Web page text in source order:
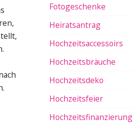
Fotogeschenke
Heiratsantrag
Hochzeitsaccessoirs
Hochzeitsbräuche
Hochzeitsdeko
Hochzeitsfeier
Hochzeitsfinanzierung